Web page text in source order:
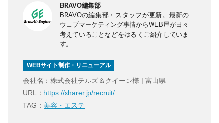
BRAVO編集部
BRAVOの編集部・スタッフが更新。最新の
ウェブマーケティング事情からWEB屋が日々
考えていることなどをゆるくご紹介していま
す。
WEBサイト制作・リニューアル
会社名：株式会社テルズ＆クイーン様 | 富山県
URL： https://sharer.jp/recruit/
TAG： 美容・エステ